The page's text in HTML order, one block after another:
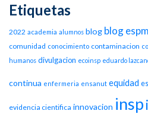
Etiquetas
2022 academia alumnos blog blog espm
comunidad conocimiento contaminacion
humanos divulgacion ecoinsp eduardo
continua enfermeria ensanut equidad
evidencia cientifica innovacion insp